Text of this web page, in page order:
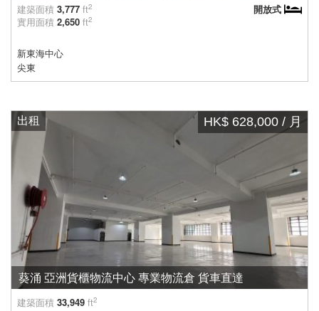
建築面積 3,777 ft2
實用面積 2,650 ft2
開放式
新東海中心
尖東
出租 HK$ 628,000 / 月
葵涌 亞洲貨櫃物流中心 專業物流倉 貨車直達
建築面積 33,949 ft2